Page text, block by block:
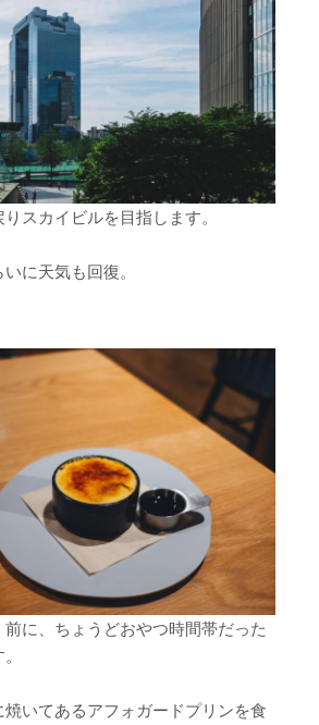
スカイビルを目指します。
に天気も回復。
に、ちょうどおやつ時間帯だった
いてあるアフォガードプリンを食